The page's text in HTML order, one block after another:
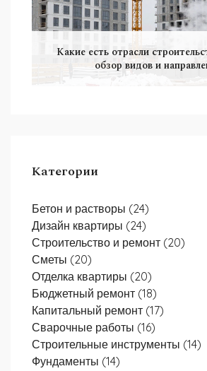
Какие есть отрасли
обзор видов и
Категории
Бетон и растворы (24)
Дизайн квартиры (24)
Строительство и ремонт (20)
Сметы (20)
Отделка квартиры (20)
Бюджетный ремонт (18)
Капитальный ремонт (17)
Сварочные работы (16)
Строительные инструменты (14)
Фундаменты (14)